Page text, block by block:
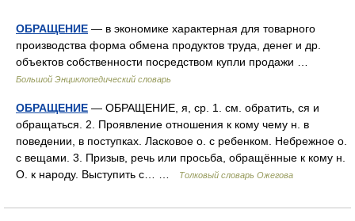
ОБРАЩЕНИЕ — в экономике характерная для товарного
производства форма обмена продуктов труда, денег и др.
объектов собственности посредством купли продажи …
Большой Энциклопедический словарь
ОБРАЩЕНИЕ — ОБРАЩЕНИЕ, я, ср. 1. см. обратить, ся и
обращаться. 2. Проявление отношения к кому чему н. в
поведении, в поступках. Ласковое о. с ребенком. Небрежное о.
с вещами. 3. Призыв, речь или просьба, обращённые к кому н.
О. к народу. Выступить с… …
Толковый словарь Ожегова